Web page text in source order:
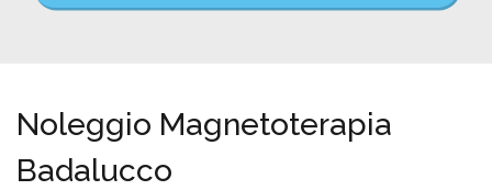
Noleggio Magnetoterapia
Badalucco